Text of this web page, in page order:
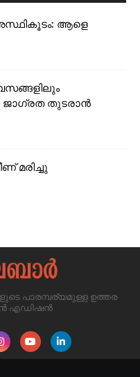
ആളെ
ജാഗ്രത തുടരാൻ
മരിച്ചു
പാരമ്പര്യമുള്ള ഉത്തര
എഡിഷൻ